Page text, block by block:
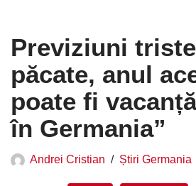
Previziuni
păcate, anul
poate fi
în Germania”
Andrei Cristian Știri Germania